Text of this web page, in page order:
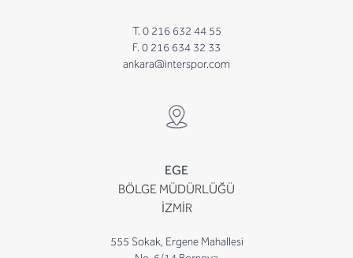
T. 0 216 632 44 55
F. 0 216 634 32 33
ankara@interspor.com
EGE
BÖLGE MÜDÜRLÜĞÜ
İZMİR
555 Sokak, Ergene Mahallesi